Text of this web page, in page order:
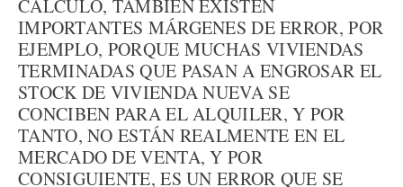
CÁLCULO, TAMBIÉN EXISTEN
IMPORTANTES MÁRGENES DE ERROR, POR
EJEMPLO, PORQUE MUCHAS VIVIENDAS
TERMINADAS QUE PASAN A ENGROSAR EL
STOCK DE VIVIENDA NUEVA SE
CONCIBEN PARA EL ALQUILER, Y POR
TANTO, NO ESTÁN REALMENTE EN EL
MERCADO DE VENTA, Y POR
CONSIGUIENTE, ES UN ERROR QUE SE